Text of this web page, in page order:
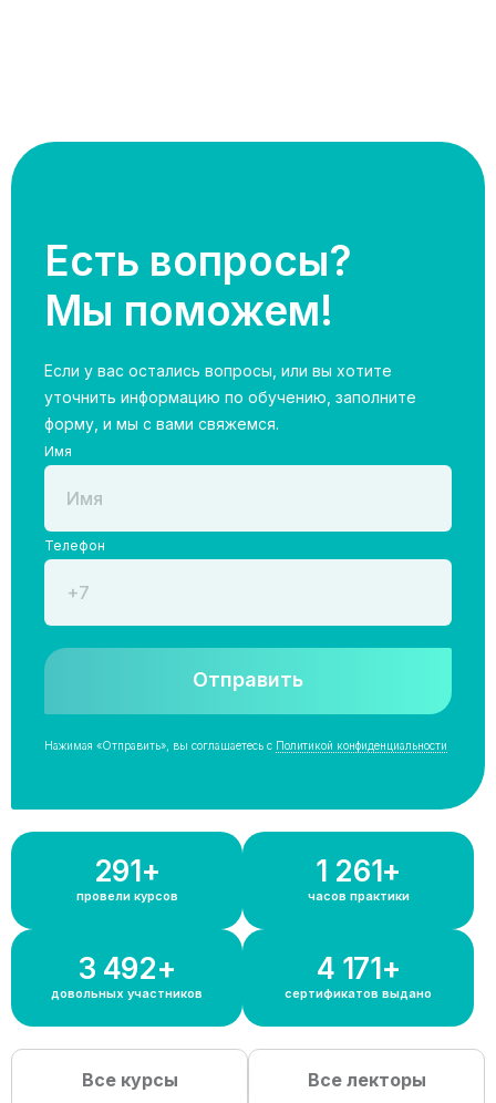
Есть вопросы?
Мы поможем!
Если у вас остались вопросы, или вы хотите
уточнить информацию по обучению, заполните
форму, и мы с вами свяжемся.
Имя
Телефон
Отправить
Нажимая «Отправить», вы соглашаетесь с Политикой конфиденциальности
300+
провели курсов
1 300+
часов практики
3 600+
довольных участников
4 300+
сертификатов выдано
Все курсы Все лекторы